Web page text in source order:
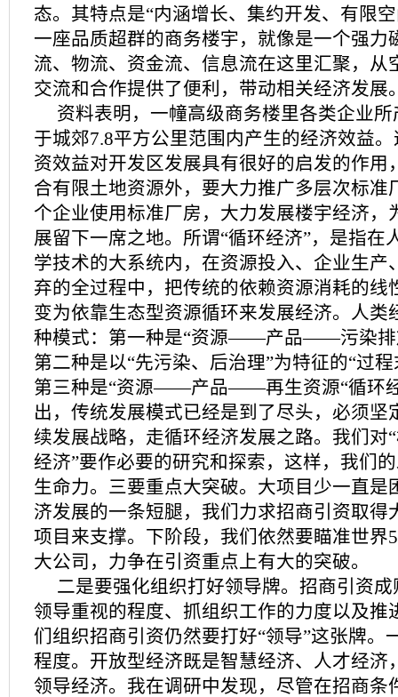
态。其特点是“内涵增长、集约开发、有限
一座品质超群的商务楼宇，就像是一个强力
流、物流、资金流、信息流在这里汇聚，从
交流和合作提供了便利，带动相关经济发展
资料表明，一幢高级商务楼里各类企业
于城郊7.8平方公里范围内产生的经济效益
资效益对开发区发展具有很好的启发的作用
合有限土地资源外，要大力推广多层次标准
个企业使用标准厂房，大力发展楼宇经济，
展留下一席之地。所谓“循环经济”，是指在
学技术的大系统内，在资源投入、企业生产
弃的全过程中，把传统的依赖资源消耗的线
变为依靠生态型资源循环来发展经济。人类
种模式：第一种是“资源——产品——污染排
第二种是以“先污染、后治理”为特征的“过
第三种是“资源——产品——再生资源“循环
出，传统发展模式已经是到了尽头，必须坚
续发展战略，走循环经济发展之路。我们对
经济”要作必要的研究和探索，这样，我们
生命力。三要重点大突破。大项目少一直是
济发展的一条短腿，我们力求招商引资取得
项目来支撑。下阶段，我们依然要瞄准世界
大公司，力争在引资重点上有大的突破。
二是要强化组织打好领导牌。招商引资
领导重视的程度、抓组织工作的力度以及推
们组织招商引资仍然要打好“领导”这张牌。
程度。开放型经济既是智慧经济、人才经济
领导经济。我在调研中发现，尽管在招商条